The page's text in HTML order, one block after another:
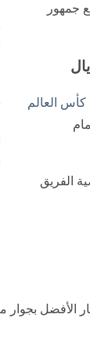
جمهور
كأس العالم
الفريق
الأفضل